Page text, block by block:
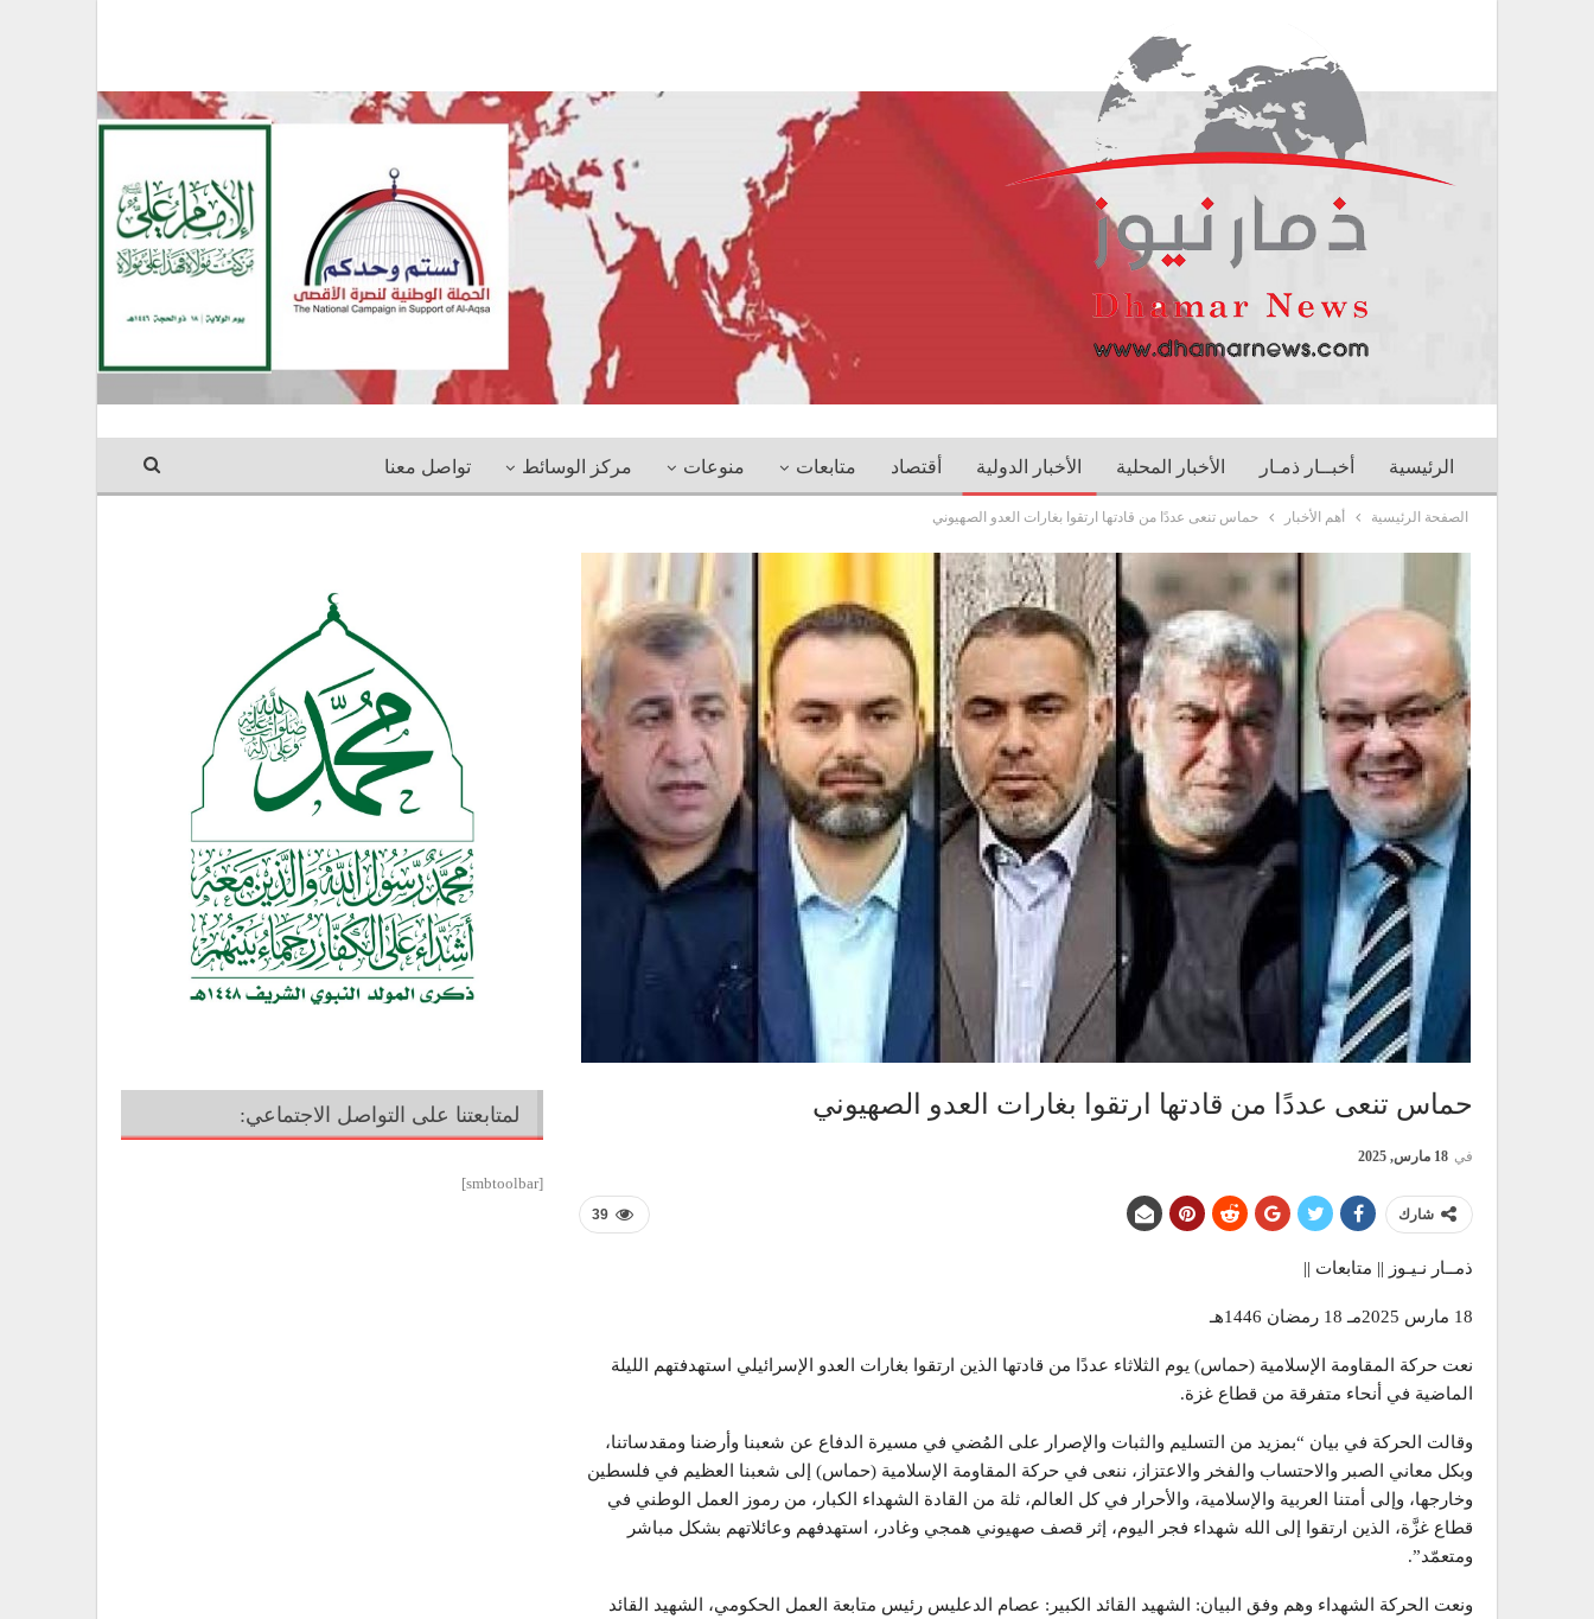
الرئيسية أخبــار ذمـار الأخبار المحلية الأخبار الدولية أقتصاد متابعات منوعات مركز الوسائط تواصل معنا
الصفحة الرئيسية أهم الأخبار حماس تنعى عددًا من قادتها ارتقوا بغارات العدو الصهيوني
حماس تنعى عددًا من قادتها ارتقوا بغارات العدو الصهيوني
في 18 مارس, 2025
39 شارك
ذمــار نـيـوز || متابعات ||
18 مارس 2025مـ 18 رمضان 1446هـ
نعت حركة المقاومة الإسلامية (حماس) يوم الثلاثاء عددًا من قادتها الذين ارتقوا بغارات العدو الإسرائيلي استهدفتهم الليلة
الماضية في أنحاء متفرقة من قطاع غزة.
وقالت الحركة في بيان “بمزيد من التسليم والثبات والإصرار على المُضي في مسيرة الدفاع عن شعبنا وأرضنا ومقدساتنا،
وبكل معاني الصبر والاحتساب والفخر والاعتزاز، ننعى في حركة المقاومة الإسلامية (حماس) إلى شعبنا العظيم في فلسطين
وخارجها، وإلى أمتنا العربية والإسلامية، والأحرار في كل العالم، ثلة من القادة الشهداء الكبار، من رموز العمل الوطني في
قطاع غزَّة، الذين ارتقوا إلى الله شهداء فجر اليوم، إثر قصف صهيوني همجي وغادر، استهدفهم وعائلاتهم بشكل مباشر
ومتعمّد”.
ونعت الحركة الشهداء وهم وفق البيان: الشهيد القائد الكبير: عصام الدعليس رئيس متابعة العمل الحكومي، الشهيد القائد
لمتابعتنا على التواصل الاجتماعي:
[smbtoolbar]